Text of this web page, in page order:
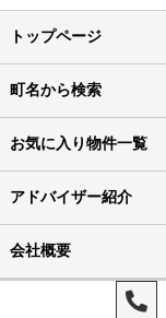
トップページ
町名から検索
お気に入り物件一覧
アドバイザー紹介
会社概要